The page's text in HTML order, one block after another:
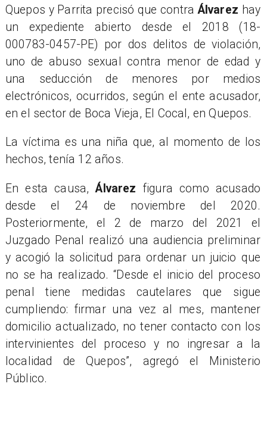
Quepos y Parrita precisó que contraÁlvarez hay
un expediente abierto desde el 2018 (18-
000783-0457-PE) por dos delitos de violación,
uno de abuso sexual contra menor de edad y
una seducción de menores por medios
electrónicos, ocurridos, según el ente acusador,
en el sector de Boca Vieja, El Cocal, en Quepos.
La víctima es una niña que, al momento de los
hechos, tenía 12 años.
En esta causa,Álvarez figura como acusado
desde el 24 de noviembre del 2020.
Posteriormente, el 2 de marzo del 2021 el
Juzgado Penal realizó una audiencia preliminar
y acogió la solicitud para ordenar un juicio que
no se ha realizado. “Desde el inicio del proceso
penal tiene medidas cautelares que sigue
cumpliendo: firmar una vez al mes, mantener
domicilio actualizado, no tener contacto con los
intervinientes del proceso y no ingresar a la
localidad de Quepos”, agregó el Ministerio
Público.